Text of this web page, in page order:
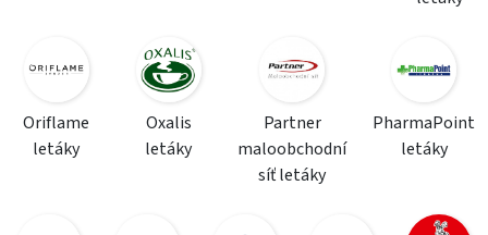
Oriflame
letáky
Oxalis
letáky
Partner
maloobchodní
síť letáky
PharmaPoint
letáky